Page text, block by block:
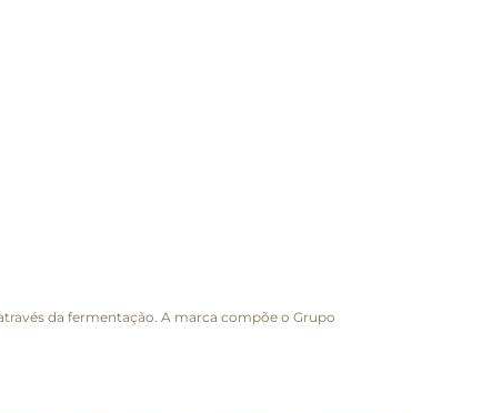
da fermentação. A marca compõe o Grupo